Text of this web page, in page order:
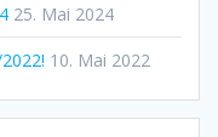
25. Mai 2024
10. Mai 2022